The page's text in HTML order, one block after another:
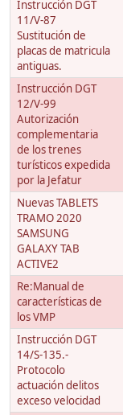
Instrucción DGT
11/V-87
Sustitución de
placas de matricula
antiguas.
Instrucción DGT
12/V-99
Autorización
complementaria
de los trenes
turísticos expedida
por la Jefatur
Nuevas TABLETS
TRAMO 2020
SAMSUNG
GALAXY TAB
ACTIVE2
Re:Manual de
características de
los VMP
Instrucción DGT
14/S-135.-
Protocolo
actuación delitos
exceso velocidad